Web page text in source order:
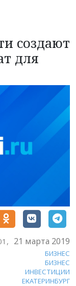
создают
для
21 марта 2019
БИЗНЕС
БИЗНЕС
ИНВЕСТИЦИИ
ЕКАТЕРИНБУРГ